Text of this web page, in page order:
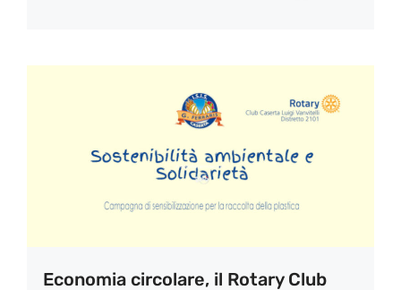
Economia circolare, il Rotary Club